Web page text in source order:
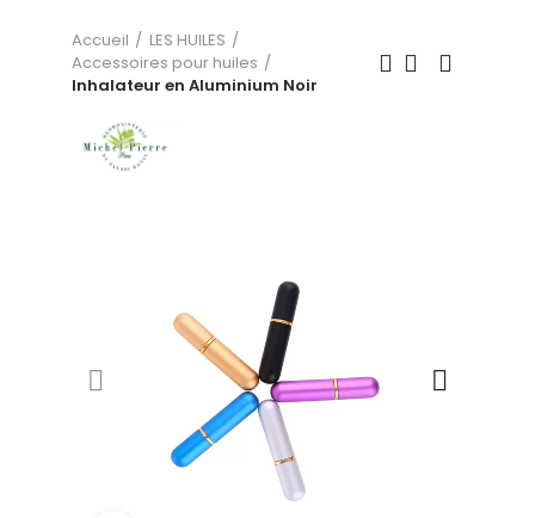
Accueil
LES HUILES
Accessoires pour huiles
Inhalateur en Aluminium Noir